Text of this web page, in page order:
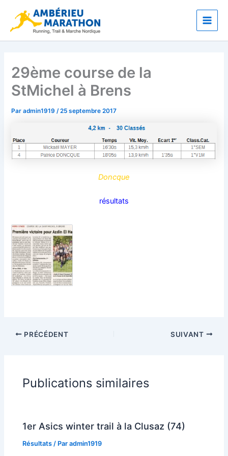
contenu
Main
29ème course de la
StMichel à Brens
Paradmin1919/25 septembre 2017
Doncque
résultats
PRÉCÉDENT SUIVANT
Publications similaires
1er Asics winter trail à la Clusaz (74)
Résultats / Paradmin1919